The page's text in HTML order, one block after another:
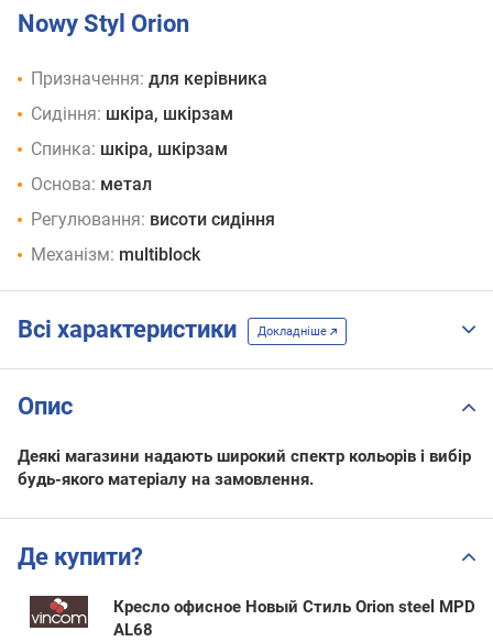
Nowy Styl Orion
Призначення: для керівника
Сидіння: шкіра, шкірзам
Спинка: шкіра, шкірзам
Основа: метал
Регулювання: висоти сидіння
Механізм: multiblock
Всі характеристики Докладніше
Опис
Деякі магазини надають широкий спектр кольорів і вибір
будь-якого матеріалу на замовлення.
Де купити?
Кресло офисное Новый Стиль Orion steel MPD
AL68